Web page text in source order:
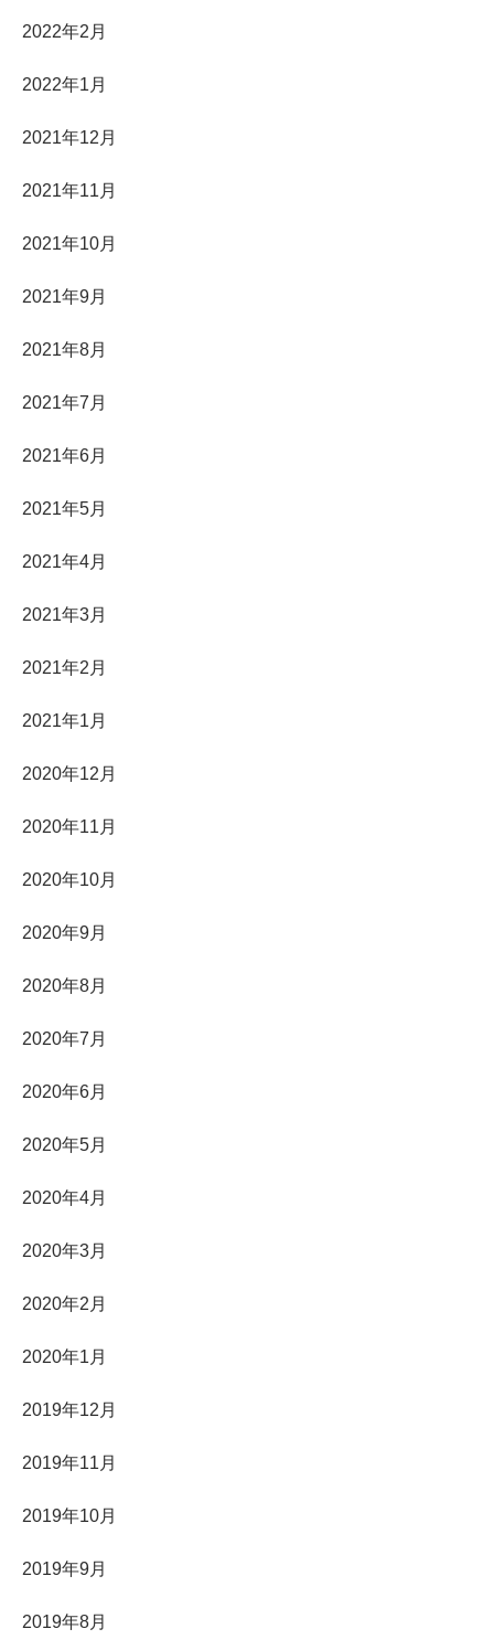
2022年2月
2022年1月
2021年12月
2021年11月
2021年10月
2021年9月
2021年8月
2021年7月
2021年6月
2021年5月
2021年4月
2021年3月
2021年2月
2021年1月
2020年12月
2020年11月
2020年10月
2020年9月
2020年8月
2020年7月
2020年6月
2020年5月
2020年4月
2020年3月
2020年2月
2020年1月
2019年12月
2019年11月
2019年10月
2019年9月
2019年8月